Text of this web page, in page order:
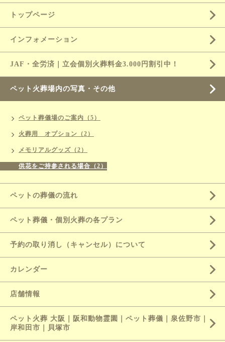
トップページ
インフォメーション
JAF・全労済｜立会個別火葬料金3.000円割引中！
ペット火葬場内の写真・その他
ペット葬儀場のご案内（5）
火葬用 オプション（2）
メモリアルグッズ（2）
供花をご持参される場合（2）
ペットの葬儀の流れ
ペット葬儀・個別火葬の各プラン
予約の取り消し（キャンセル）について
カレンダー
店舗情報
ペット火葬 大阪｜阪和動物霊園｜ペット葬儀｜泉佐野市｜
岸和田市｜貝塚市